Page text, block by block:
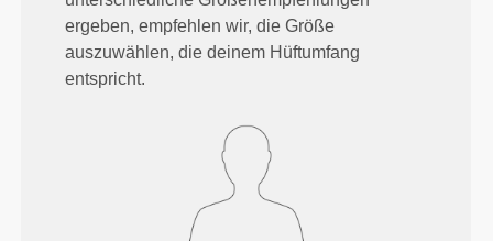
ergeben, empfehlen wir, die Größe
auszuwählen, die deinem Hüftumfang
entspricht.